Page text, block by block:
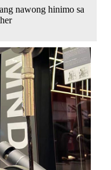
nawong hinimo sa